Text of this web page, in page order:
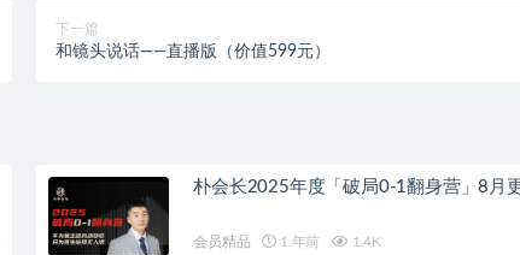
下一篇
和镜头说话——直播版（价值599元）
朴会长2025年度「破局0-1翻身营」8月
会员精品 1 年前 1.4K